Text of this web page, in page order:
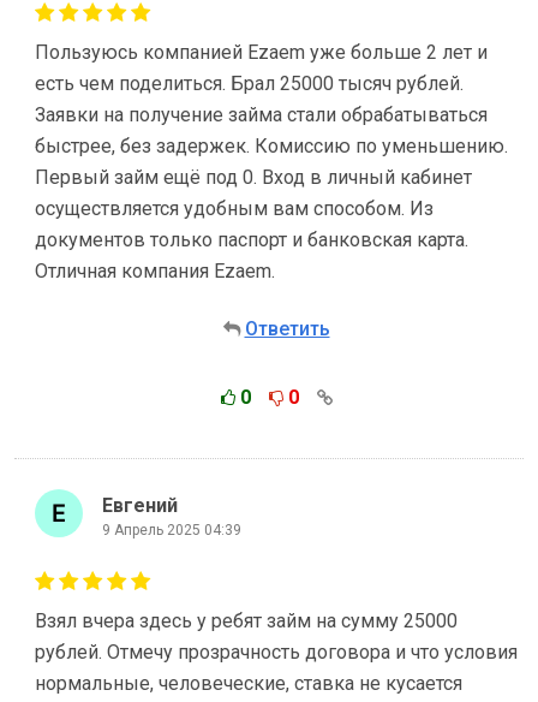
Пользуюсь компанией Ezaem уже больше 2 лет и
есть чем поделиться. Брал 25000 тысяч рублей.
Заявки на получение займа стали обрабатываться
быстрее, без задержек. Комиссию по уменьшению.
Первый займ ещё под 0. Вход в личный кабинет
осуществляется удобным вам способом. Из
документов только паспорт и банковская карта.
Отличная компания Ezaem.
Ответить
0 0
Евгений
9 Апрель 2025 04:39
Взял вчера здесь у ребят займ на сумму 25000
рублей. Отмечу прозрачность договора и что условия
нормальные, человеческие, ставка не кусается